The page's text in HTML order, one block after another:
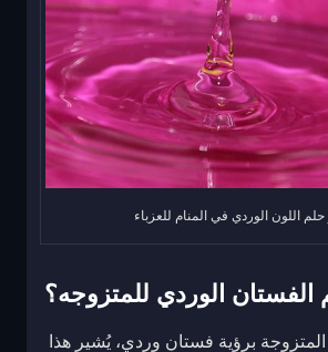
اللون الوردي في المنام للعزباء
الفستان الوردي للمتزوجه؟
المتزوجة برؤية فستان وردي، يُشير هذا